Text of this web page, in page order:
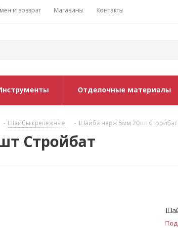
и возврат Магазины Контакты
Отделочные материалы
- Шайбы крепежные - Шайба нерж 5мм 20шт Стройбат
Стройбат